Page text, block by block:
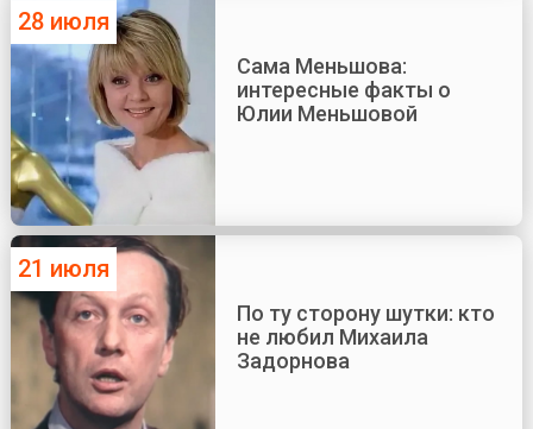
28 июля
Сама Меньшова:
интересные факты о
Юлии Меньшовой
21 июля
По ту сторону шутки: кто
не любил Михаила
Задорнова